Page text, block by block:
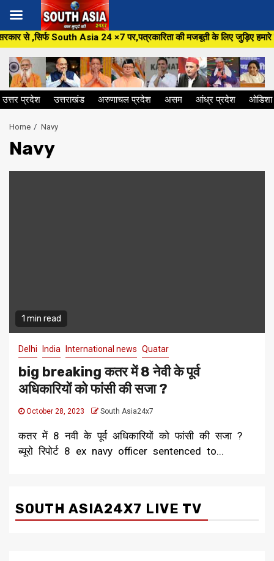
Skip
to
content
South Asia 24 ×7 पर,पत्रकारिता की मजबूती के लिए जुड़िए हमारे
उत्तर प्रदेश उत्तराखंड अरुणाचल प्रदेश असम आंध्र प्रदेश ओडिशा
Home Navy
Navy
1 min read
Delhi India International news Quatar
big breaking कतर में 8 नेवी के पूर्व
अधिकारियों को फांसी की सजा ?
October 28, 2023 South Asia24x7
कतर में 8 नवी के पूर्व अधिकारियों को फांसी की सजा ?
ब्यूरो रिपोर्ट 8 ex navy officer sentenced to...
SOUTH ASIA24X7 LIVE TV